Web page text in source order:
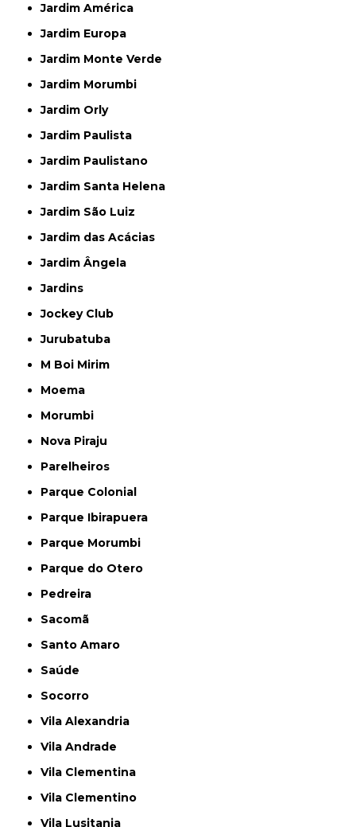
Jardim América
Jardim Europa
Jardim Monte Verde
Jardim Morumbi
Jardim Orly
Jardim Paulista
Jardim Paulistano
Jardim Santa Helena
Jardim São Luiz
Jardim das Acácias
Jardim Ângela
Jardins
Jockey Club
Jurubatuba
M Boi Mirim
Moema
Morumbi
Nova Piraju
Parelheiros
Parque Colonial
Parque Ibirapuera
Parque Morumbi
Parque do Otero
Pedreira
Sacomã
Santo Amaro
Saúde
Socorro
Vila Alexandria
Vila Andrade
Vila Clementina
Vila Clementino
Vila Lusitania